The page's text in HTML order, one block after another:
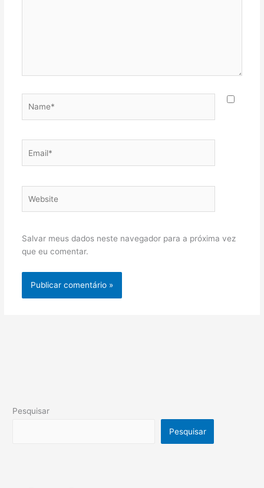
Salvar meus dados neste navegador para a próxima vez
que eu comentar.
Pesquisar
Pesquisar